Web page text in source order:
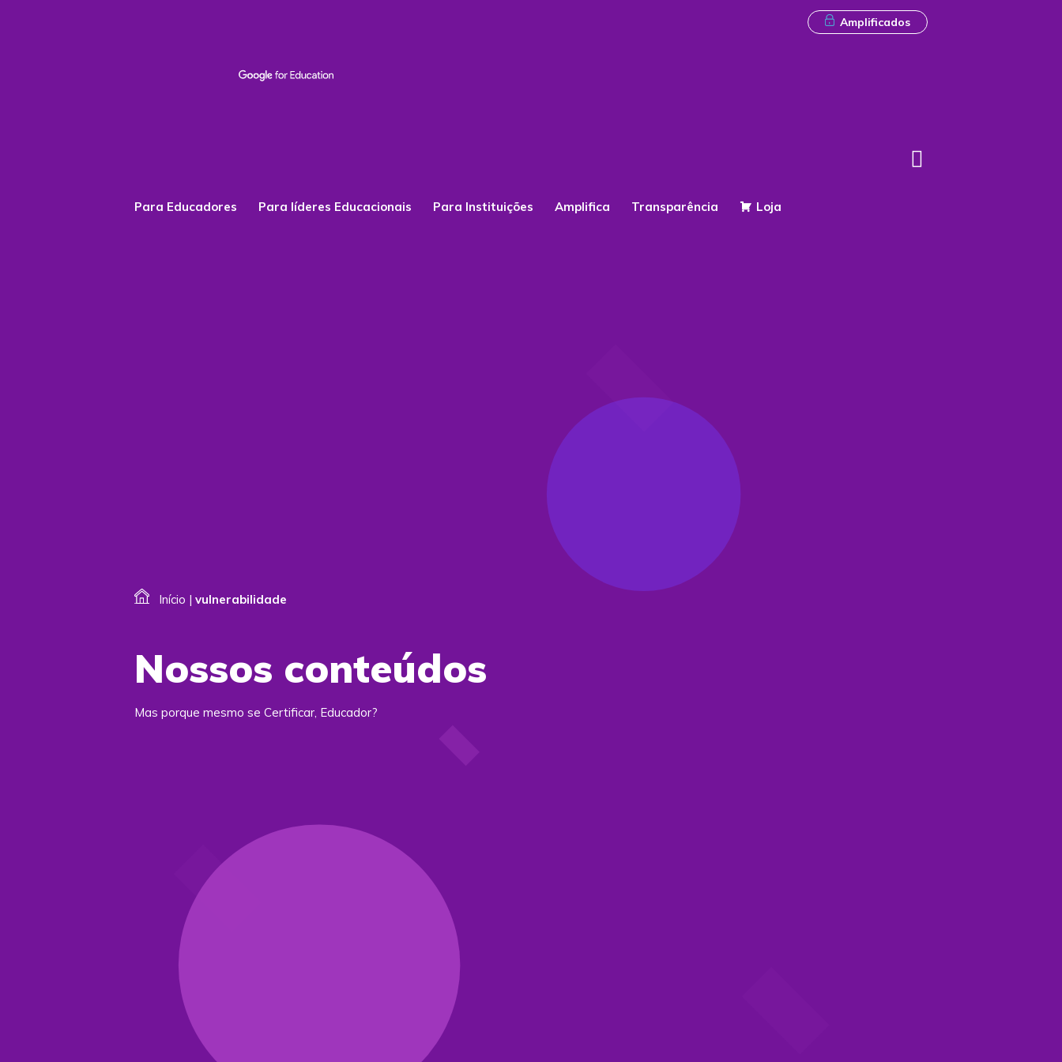
Amplificados
Para Educadores Para líderes Educacionais Para Instituições Amplifica Transparência Loja
Início | vulnerabilidade
Nossos conteúdos
Mas porque mesmo se Certificar, Educador?